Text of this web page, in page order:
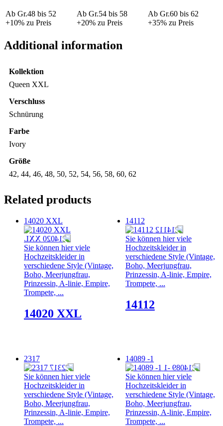
Ab Gr.48 bis 52
+10% zu Preis
Ab Gr.54 bis 58
+20% zu Preis
Ab Gr.60 bis 62
+35% zu Preis
Additional information
Kollektion
Queen XXL
Verschluss
Schnürung
Farbe
Ivory
Größe
42, 44, 46, 48, 50, 52, 54, 56, 58, 60, 62
Related products
14020 XXL
Sie können hier viele
Hochzeitskleider in
verschiedene Style (Vintage,
Boho, Meerjungfrau,
Prinzessin, A-linie, Empire,
Trompete, ...
14020 XXL
14112
Sie können hier viele
Hochzeitskleider in
verschiedene Style (Vintage,
Boho, Meerjungfrau,
Prinzessin, A-linie, Empire,
Trompete, ...
14112
2317
Sie können hier viele
Hochzeitskleider in
verschiedene Style (Vintage,
Boho, Meerjungfrau,
Prinzessin, A-linie, Empire,
Trompete, ...
14089 -1
Sie können hier viele
Hochzeitskleider in
verschiedene Style (Vintage,
Boho, Meerjungfrau,
Prinzessin, A-linie, Empire,
Trompete, ...